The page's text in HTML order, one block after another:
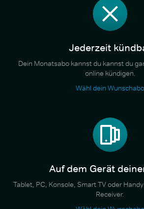
Jederzeit
Dein Monatsabo kannst du kannst du
online kündigen.
Wähl dein Wunschabo
Auf dem Gerät
Tablet, PC, Konsole, Smart TV oder
Receiver.